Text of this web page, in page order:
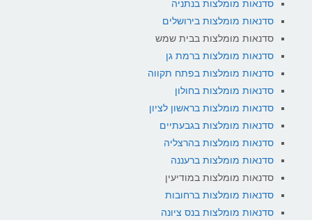
סדנאות מומלצות בנתניה
סדנאות מומלצות בירושלים
סדנאות מומלצות בבית שמש
סדנאות מומלצות ברמת גן
סדנאות מומלצות בפתח תקווה
סדנאות מומלצות בחולון
סדנאות מומלצות בראשון לציון
סדנאות מומלצות בגבעתיים
סדנאות מומלצות בהרצליה
סדנאות מומלצות ברעננה
סדנאות מומלצות במודיעין
סדנאות מומלצות ברחובות
סדנאות מומלצות בנס ציונה